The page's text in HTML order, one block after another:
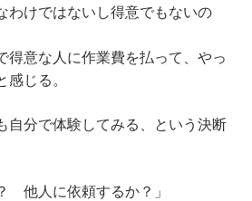
わけではないし得意でもないの
得意な人に作業費を払って、やっ
じる。
自分で体験してみる、という決断
他人に依頼するか？」